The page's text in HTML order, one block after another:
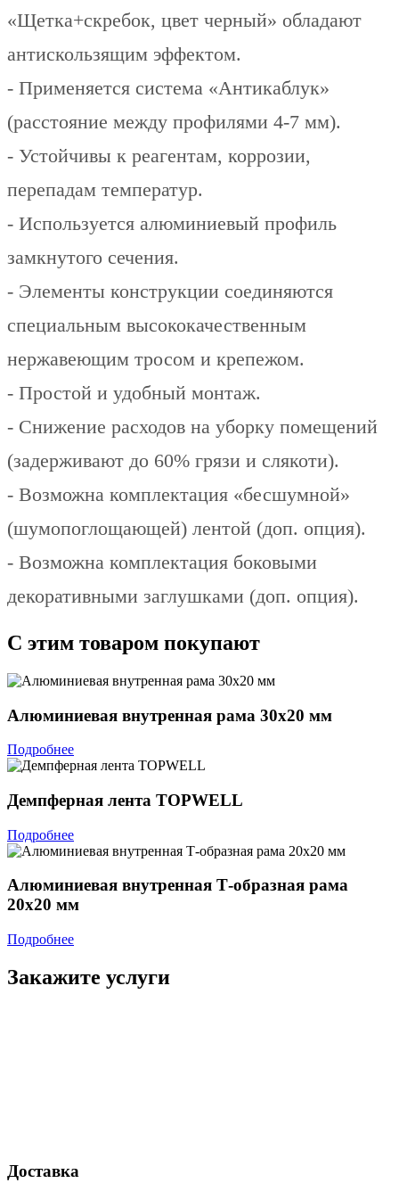
«Щетка+скребок, цвет черный» обладают
антискользящим эффектом.
- Применяется система «Антикаблук»
(расстояние между профилями 4-7 мм).
- Устойчивы к реагентам, коррозии,
перепадам температур.
- Используется алюминиевый профиль
замкнутого сечения.
- Элементы конструкции соединяются
специальным высококачественным
нержавеющим тросом и крепежом.
- Простой и удобный монтаж.
- Снижение расходов на уборку помещений
(задерживают до 60% грязи и слякоти).
- Возможна комплектация «бесшумной»
(шумопоглощающей) лентой (доп. опция).
- Возможна комплектация боковыми
декоративными заглушками (доп. опция).
С этим товаром покупают
Алюминиевая внутренная рама 30х20 мм
Подробнее
Дeмпферная лента TOPWELL
Подробнее
Алюминиевая внутренная Т-образная рама
20х20 мм
Подробнее
Закажите услуги
Доставка